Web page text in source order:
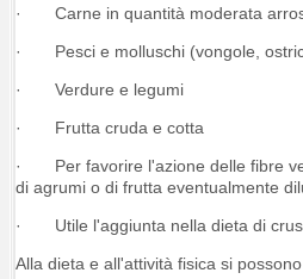
· Carne in quantità moderata
· Pesci e molluschi (vongole,
· Verdure e legumi
· Frutta cruda e cotta
· Per favorire l'azione delle fibre
di agrumi o di frutta eventualmente
· Utile l'aggiunta nella dieta di
Alla dieta e all'attività fisica si